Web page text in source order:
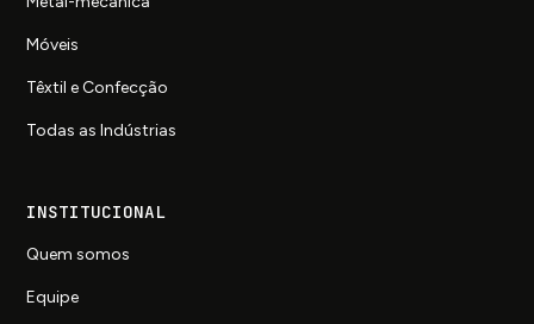
Móveis
Têxtil e Confecção
Todas as Indústrias
INSTITUCIONAL
Quem somos
Equipe